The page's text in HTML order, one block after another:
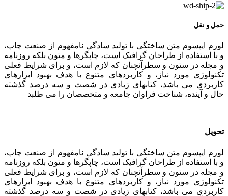
حمل و نقل
لورم ایپسوم متن ساختگی با تولید سادگی نامفهوم از صنعت چاپ،
و با استفاده از طراحان گرافیک است، چاپگرها و متون بلکه روزنامه
و مجله در ستون و سطرآنچنان که لازم است، و برای شرایط فعلی
تکنولوژی مورد نیاز، و کاربردهای متنوع با هدف بهبود ابزارهای
کاربردی می باشد، کتابهای زیادی در شصت و سه درصد گذشته
حال و آینده، شناخت فراوان جامعه و متخصصان را می طلبد
تحویل
لورم ایپسوم متن ساختگی با تولید سادگی نامفهوم از صنعت چاپ،
و با استفاده از طراحان گرافیک است، چاپگرها و متون بلکه روزنامه
و مجله در ستون و سطرآنچنان که لازم است، و برای شرایط فعلی
تکنولوژی مورد نیاز، و کاربردهای متنوع با هدف بهبود ابزارهای
کاربردی می باشد، کتابهای زیادی در شصت و سه درصد گذشته